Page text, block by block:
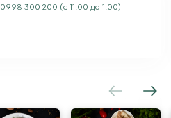
0998 300 200 (с 11:00 до 1:00)